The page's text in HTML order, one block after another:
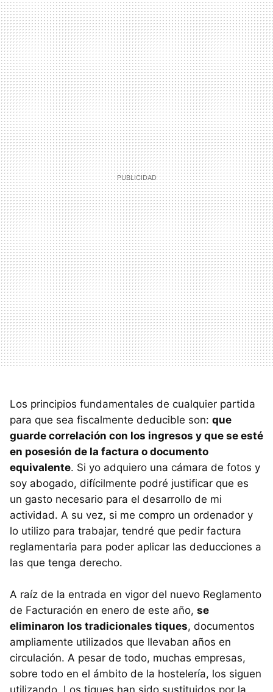
Los principios fundamentales de cualquier partida
para que sea fiscalmente deducible son: que
guarde correlación con los ingresos y que se esté
en posesión de la factura o documento
equivalente. Si yo adquiero una cámara de fotos y
soy abogado, difícilmente podré justificar que es
un gasto necesario para el desarrollo de mi
actividad. A su vez, si me compro un ordenador y
lo utilizo para trabajar, tendré que pedir factura
reglamentaria para poder aplicar las deducciones a
las que tenga derecho.
A raíz de la entrada en vigor del nuevo Reglamento
de Facturación en enero de este año, se
eliminaron los tradicionales tiques, documentos
ampliamente utilizados que llevaban años en
circulación. A pesar de todo, muchas empresas,
sobre todo en el ámbito de la hostelería, los siguen